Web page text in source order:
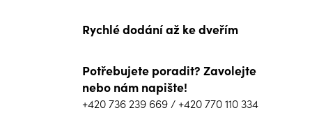
Rychlé dodání až ke dveřím
Potřebujete poradit? Zavolejte
nebo nám napište!
+420 736 239 669 / +420 770 110 334